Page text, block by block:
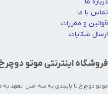
تماس با ما
قوانین و مقررات
ارسال شکایات
فروشگاه اینترنتی موتو
موتو دوچرخ با پایبندی به سه اصل، تعهد